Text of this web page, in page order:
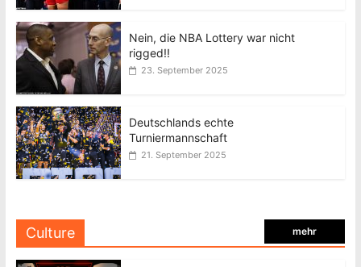
Nein, die NBA Lottery war nicht
rigged!!
23. September 2025
Deutschlands echte
Turniermannschaft
21. September 2025
Culture mehr